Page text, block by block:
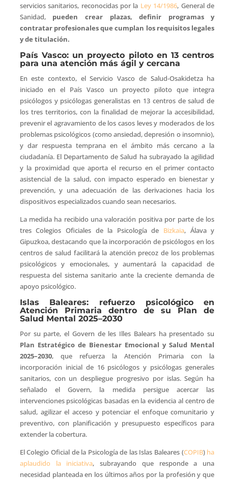
servicios sanitarios, reconocidas por la Ley 14/1986, General de
Sanidad, pueden crear plazas, definir programas y
contratar profesionales que cumplan los requisitos legales
y de titulación.
País Vasco: un proyecto piloto en 13 centros
para una atención más ágil y cercana
En este contexto, el Servicio Vasco de Salud-Osakidetza ha
iniciado en el País Vasco un proyecto piloto que integra
psicólogos y psicólogas generalistas en 13 centros de salud de
los tres territorios, con la finalidad de mejorar la accesibilidad,
prevenir el agravamiento de los casos leves y moderados de los
problemas psicológicos (como ansiedad, depresión o insomnio),
y dar respuesta temprana en el ámbito más cercano a la
ciudadanía. El Departamento de Salud ha subrayado la agilidad
y la proximidad que aporta el recurso en el primer contacto
asistencial de la salud, con impacto esperado en bienestar y
prevención, y una adecuación de las derivaciones hacia los
dispositivos especializados cuando sean necesarios.
La medida ha recibido una valoración positiva por parte de los
tres Colegios Oficiales de la Psicología de Bizkaia, Álava y
Gipuzkoa, destacando que la incorporación de psicólogos en los
centros de salud facilitará la atención precoz de los problemas
psicológicos y emocionales, y aumentará la capacidad de
respuesta del sistema sanitario ante la creciente demanda de
apoyo psicológico.
Islas Baleares: refuerzo psicológico en
Atención Primaria dentro de su Plan de
Salud Mental 2025–2030
Por su parte, el Govern de les Illes Balears ha presentado su
Plan Estratégico de Bienestar Emocional y Salud Mental
2025–2030, que refuerza la Atención Primaria con la
incorporación inicial de 16 psicólogos y psicólogas generales
sanitarios, con un despliegue progresivo por islas. Según ha
señalado el Govern, la medida persigue acercar las
intervenciones psicológicas basadas en la evidencia al centro de
salud, agilizar el acceso y potenciar el enfoque comunitario y
preventivo, con planificación y presupuesto específicos para
extender la cobertura.
El Colegio Oficial de la Psicología de las Islas Baleares (COPIB) ha
aplaudido la iniciativa, subrayando que responde a una
necesidad planteada en los últimos años por la profesión y que